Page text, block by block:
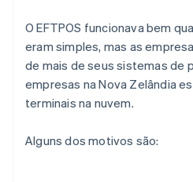
O EFTPOS funcionava bem
eram simples, mas as
de mais de seus sistemas de
empresas na Nova Zelândia
terminais na nuvem.
Alguns dos motivos são: